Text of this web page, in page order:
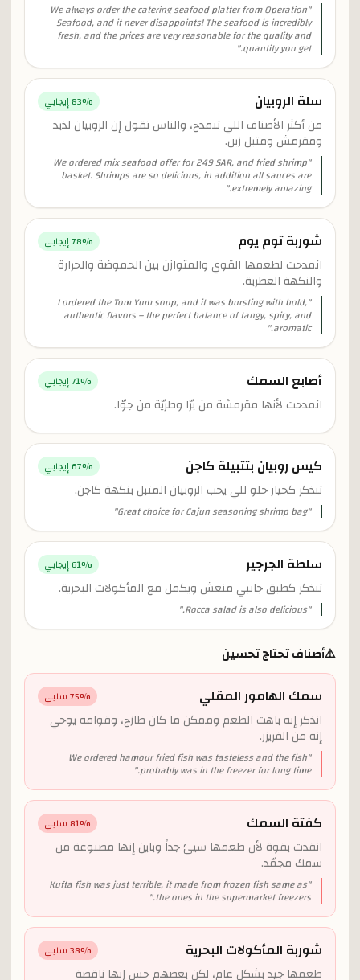
"
We always order the catering seafood platter from Operation
Seafood, and it never disappoints! The seafood is incredibly
fresh, and the prices are very reasonable for the quality and
quantity you get.
"
سلة الروبيان 83% إيجابي
من أكثر الأصناف اللي تنمدح، والناس تقول إن الروبيان لذيذ
ومقرمش ومتبل زين.
"
We ordered mix seafood offer for 249 SAR, and fried shrimp
basket. Shrimps are so delicious, in addition all sauces are
extremely amazing.
"
شوربة توم يوم 78% إيجابي
انمدحت لطعمها القوي والمتوازن بين الحموضة والحرارة
والنكهة العطرية.
"
I ordered the Tom Yum soup, and it was bursting with bold,
authentic flavors – the perfect balance of tangy, spicy, and
aromatic.
"
أصابع السمك 71% إيجابي
انمدحت لأنها مقرمشة من برّا وطريّة من جوّا.
كيس روبيان بتتبيلة كاجن 67% إيجابي
تنذكر كخيار حلو للي يحب الروبيان المتبل بنكهة كاجن.
"
Great choice for Cajun seasoning shrimp bag
"
سلطة الجرجير 61% إيجابي
تنذكر كطبق جانبي منعش ويكمل مع المأكولات البحرية.
"
Rocca salad is also delicious.
"
⚠️أصناف تحتاج تحسين
سمك الهامور المقلي 75% سلبي
انذكر إنه باهت الطعم وممكن ما كان طازج، وقوامه يوحي
إنه من الفريزر.
"
We ordered hamour fried fish was tasteless and the fish
probably was in the freezer for long time.
"
كفتة السمك 81% سلبي
انقدت بقوة لأن طعمها سيئ جداً وباين إنها مصنوعة من
سمك مجمّد.
"
Kufta fish was just terrible, it made from frozen fish same as
the ones in the supermarket freezers.
"
شوربة المأكولات البحرية 38% سلبي
طعمها جيد بشكل عام، لكن بعضهم حس إنها ناقصة